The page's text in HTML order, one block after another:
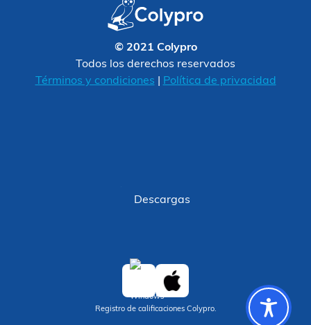
© 2021 Colypro
Todos los derechos reservados
Términos y condiciones
Política de privacidad
Descargas
Registro de calificaciones Colypro.